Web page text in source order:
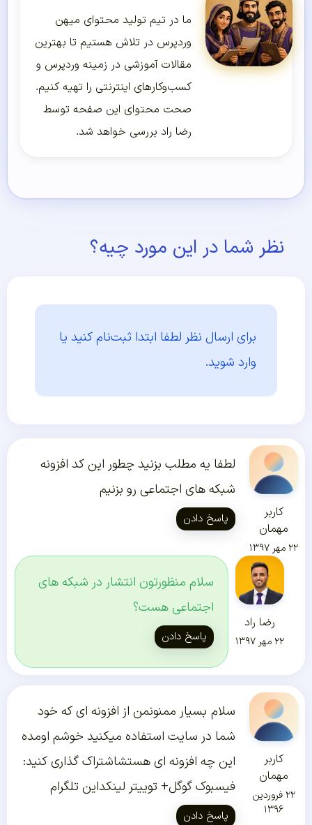
ما در تیم تولید محتوای میهن
وردپرس در تلاش هستیم تا بهترین
مقالات آموزشی در زمینه وردپرس و
کسب‌و‌کارهای اینترنتی را تهیه کنیم.
صحت محتوای این صفحه توسط
رضا راد بررسی خواهد شد.
نظر شما در این مورد چیه؟
برای ارسال نظر لطفا ابتدا ثبت‌نام کنید یا
وارد شوید.
کاربر
مهمان
۲۲ مهر ۱۳۹۷
لطفا یه مطلب بزنید چطور این کد افزونه
شبکه های اجتماعی رو بزنیم
پاسخ دادن
رضا راد
۲۲ مهر ۱۳۹۷
سلام منظورتون انتشار در شبکه های
اجتماعی هست؟
پاسخ دادن
کاربر
مهمان
۲۲ فروردین
۱۳۹۶
سلام بسیار ممنونمن از افزونه ای که خود
شما در سایت استفاده میکنید خوشم اومده
این چه افزونه ای هستشاشتراک گذاری کنید:
فیسبوک گوگل+ توییتر لینکداین تلگرام
پاسخ دادن